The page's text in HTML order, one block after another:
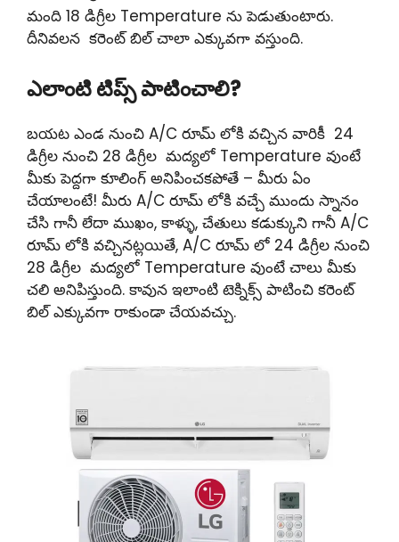
మంది 18 డిగ్రీల Temperature ను పెడుతుంటారు.
దీనివలన కరెంట్ బిల్ చాలా ఎక్కువగా వస్తుంది.
ఎలాంటి టిప్స్ పాటించాలి?
బయట ఎండ నుంచి A/C రూమ్ లోకి వచ్చిన వారికీ 24
డిగ్రీల నుంచి 28 డిగ్రీల మద్యలో Temperature వుంటే
మీకు పెద్దగా కూలింగ్ అనిపించకపోతే – మీరు ఏం
చేయాలంటే! మీరు A/C రూమ్ లోకి వచ్చే ముందు స్నానం
చేసి గానీ లేదా ముఖం, కాళ్ళు, చేతులు కడుక్కుని గానీ A/C
రూమ్ లోకి వచ్చినట్లయితే, A/C రూమ్ లో 24 డిగ్రీల నుంచి
28 డిగ్రీల మద్యలో Temperature వుంటే చాలు మీకు
చలి అనిపిస్తుంది. కావున ఇలాంటి టెక్నిక్స్ పాటించి కరెంట్
బిల్ ఎక్కువగా రాకుండా చేయవచ్చు.